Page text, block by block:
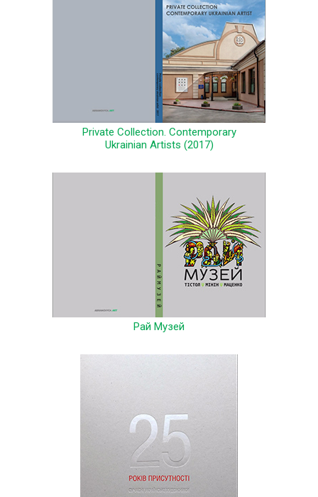
Private Collection. Contemporary
Ukrainian Artists (2017)
Рай Музей